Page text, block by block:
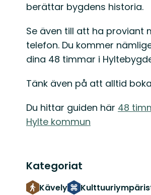
berättar bygdens historia.
Se även till att ha proviant
telefon. Du kommer
dina 48 timmar i
Tänk även på att alltid
Du hittar guiden här 48
Hylte kommun
Kategoriat
Kävely